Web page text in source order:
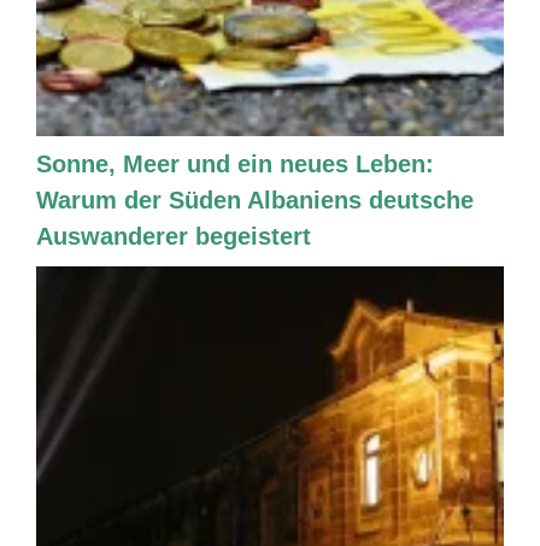
Sonne, Meer und ein neues Leben:
Warum der Süden Albaniens deutsche
Auswanderer begeistert